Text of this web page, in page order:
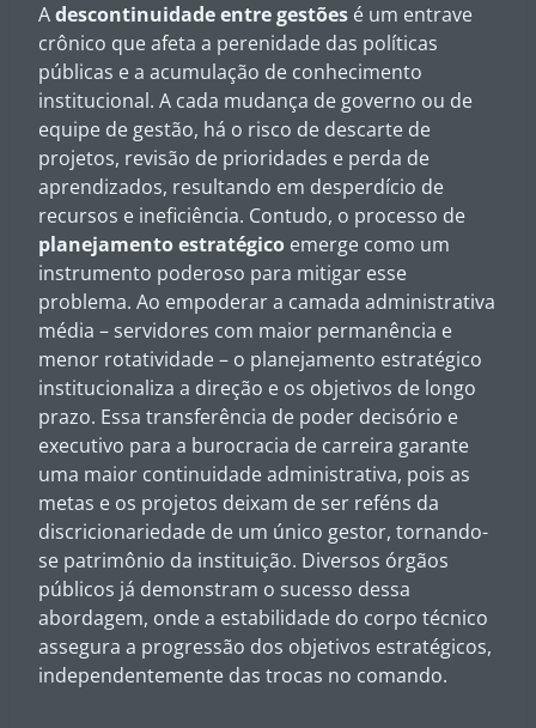
Adescontinuidade entre gestões é um entrave
crônico que afeta a perenidade das políticas
públicas e a acumulação de conhecimento
institucional. A cada mudança de governo ou de
equipe de gestão, há o risco de descarte de
projetos, revisão de prioridades e perda de
aprendizados, resultando em desperdício de
recursos e ineficiência. Contudo, o processo de
planejamento estratégico emerge como um
instrumento poderoso para mitigar esse
problema. Ao empoderar a camada administrativa
média – servidores com maior permanência e
menor rotatividade – o planejamento estratégico
institucionaliza a direção e os objetivos de longo
prazo. Essa transferência de poder decisório e
executivo para a burocracia de carreira garante
uma maior continuidade administrativa, pois as
metas e os projetos deixam de ser reféns da
discricionariedade de um único gestor, tornando-
se patrimônio da instituição. Diversos órgãos
públicos já demonstram o sucesso dessa
abordagem, onde a estabilidade do corpo técnico
assegura a progressão dos objetivos estratégicos,
independentemente das trocas no comando.